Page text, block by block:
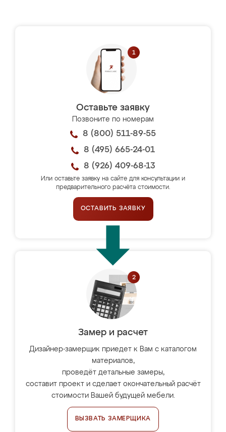
Оставьте заявку
Позвоните по номерам
8 (800) 511-89-55
8 (495) 665-24-01
8 (926) 409-68-13
Или оставьте заявку на сайте для консультации и
предварительного расчёта стоимости.
ОСТАВИТЬ ЗАЯВКУ
Замер и расчет
Дизайнер-замерщик приедет к Вам с каталогом
материалов,
проведёт детальные замеры,
составит проект и сделает окончательный расчёт
стоимости Вашей будущей мебели.
ВЫЗВАТЬ ЗАМЕРЩИКА